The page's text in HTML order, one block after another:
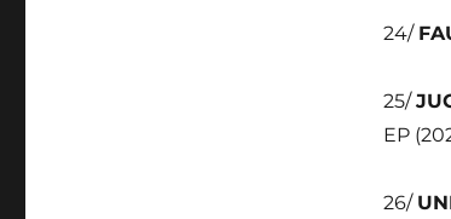
24/
25/
EP
26/